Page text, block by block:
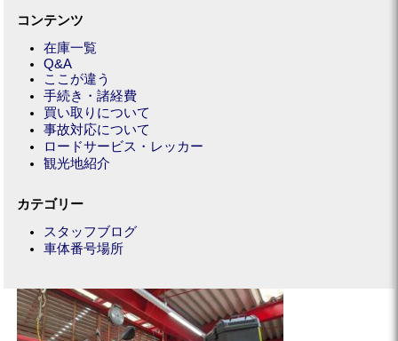
コンテンツ
在庫一覧
Q&A
ここが違う
手続き・諸経費
買い取りについて
事故対応について
ロードサービス・レッカー
観光地紹介
カテゴリー
スタッフブログ
車体番号場所